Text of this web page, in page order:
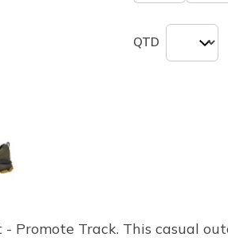
QTD
Promote Track. This casual